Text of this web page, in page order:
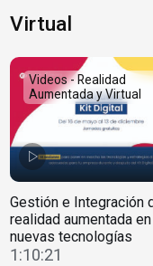
Virtual
Videos - Realidad
Aumentada y Virtual
Gestión e Integración
realidad aumentada
nuevas tecnologías
1:10:21